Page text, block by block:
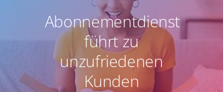
Infrastruktur & Betrieb
Karriere
Abonnementdienst
führt zu
unzufriedenen
Kunden